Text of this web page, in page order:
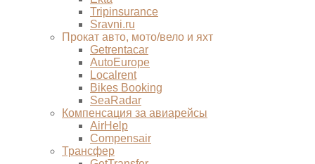
Tripinsurance
Sravni.ru
Прокат авто, мото/вело и яхт
Getrentacar
AutoEurope
Localrent
Bikes Booking
SeaRadar
Компенсация за авиарейсы
AirHelp
Compensair
Трансфер